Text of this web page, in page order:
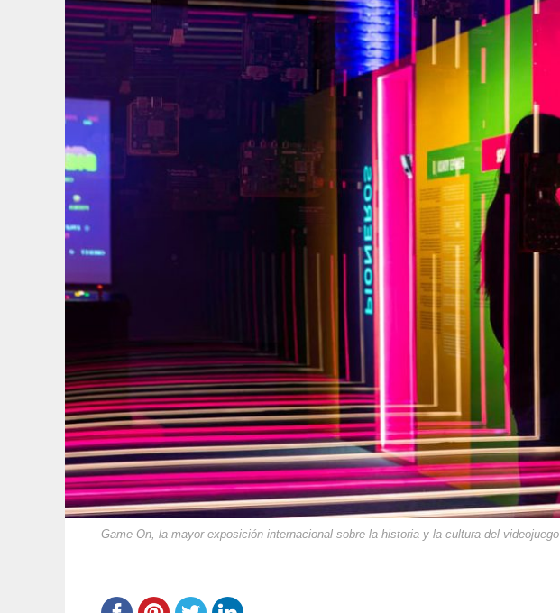
Game On, la mayor exposición internacional sobre la historia y la cultura del videojuego